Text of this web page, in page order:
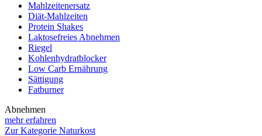
Mahlzeitenersatz
Diät-Mahlzeiten
Protein Shakes
Laktosefreies Abnehmen
Riegel
Kohlenhydratblocker
Low Carb Ernährung
Sättigung
Fatburner
Abnehmen
mehr erfahren
Zur Kategorie Naturkost